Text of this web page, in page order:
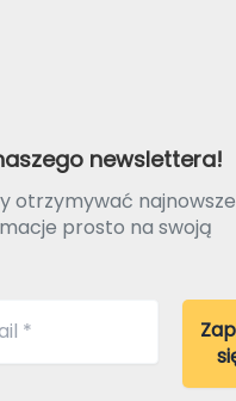
newslettera!
otrzymywać najnowsze
prosto na swoją